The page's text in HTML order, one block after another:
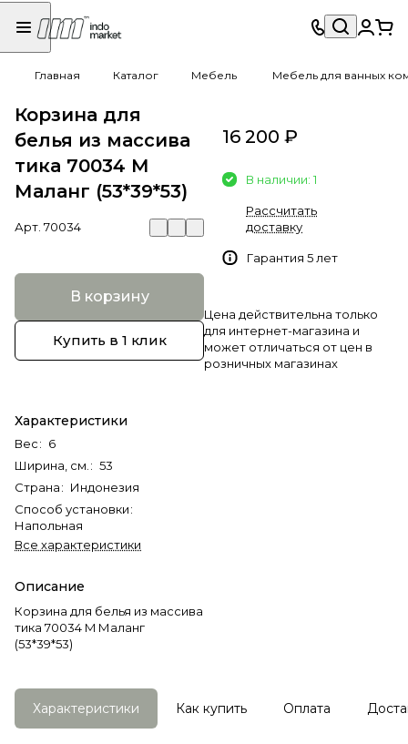
Главная Каталог Мебель Мебель для ванных
Корзина для
белья из массива
тика 70034 M
Маланг (53*39*53)
Арт. 70034
В корзину
Купить в 1 клик
Характеристики
Вес: 6
Ширина, см. : 53
Страна: Индонезия
Способ установки:
Напольная
Все характеристики
Описание
Корзина для белья из массива
тика 70034 M Маланг
(53*39*53)
16 200 ₽
В наличии: 1
Рассчитать
доставку
Гарантия 5 лет
Цена действительна только
для интернет-магазина и
может отличаться от цен в
розничных магазинах
Характеристики Как купить Оплата